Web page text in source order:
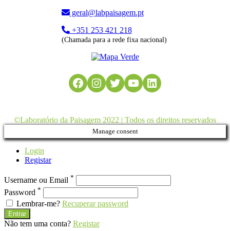
geral@labpaisagem.pt
+351 253 421 218
(Chamada para a rede fixa nacional)
Facebook
Instagram
TwitterYouTubeLinkedIn
©Laboratório da Paisagem 2022 | Todos os direitos reservados
Manage consent
Login
Registar
Username ou Email *
Password *
Lembrar-me? Recuperar password
Entrar
Não tem uma conta? Registar